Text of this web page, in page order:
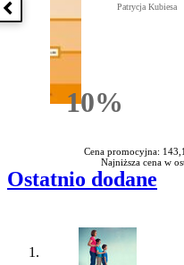
Poprzednia książka
10%Rabatu
Patrycja Kubiesa
Cena promocyjna:
Najniższa cena w
Ostatnio dodane